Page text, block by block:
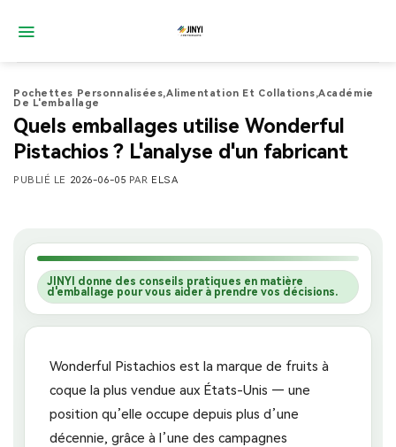
Pochettes Personnalisées,Alimentation Et Collations,Académie
De L'emballage
Quels emballages utilise Wonderful
Pistachios ? L'analyse d'un fabricant
PUBLIÉ LE 2026-06-05 PAR ELSA
JINYI donne des conseils pratiques en matière
d'emballage pour vous aider à prendre vos décisions.
Wonderful Pistachios est la marque de fruits à
coque la plus vendue aux États-Unis — une
position qu’elle occupe depuis plus d’une
décennie, grâce à l’une des campagnes